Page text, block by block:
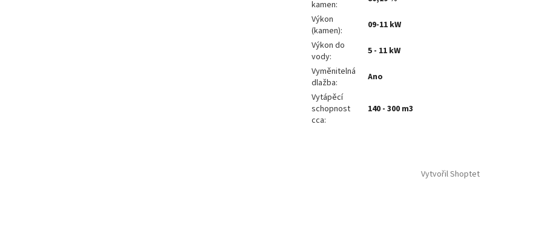
kamen:
Výkon
(kamen):
09-11 kW
Výkon do
vody:
5 - 11 kW
Vyměnitelná
dlažba:
Ano
Vytápěcí
schopnost
cca:
140 - 300 m3
Vytvořil Shoptet